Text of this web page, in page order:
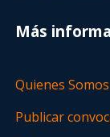
Más
Quienes Somos
Publicar